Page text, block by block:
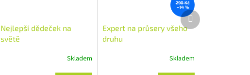
Nejlepší dědeček na
světě
Skladem
290 Kč
–14 %
Expert na průsery všeho
druhu
Skladem
Další
produkt